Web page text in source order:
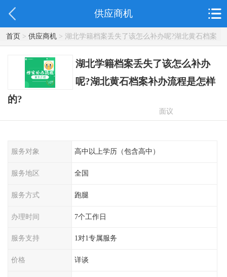
供应商机
首页> 供应商机> 湖北学籍档案丢失了该怎么补办呢?湖北黄石档案
补办流程是怎样的?
湖北学籍档案丢失了该怎么补办
呢?湖北黄石档案补办流程是怎样
的?
面议
服务对象 高中以上学历（包含高中）
服务地区 全国
服务方式 跑腿
办理时间 7个工作日
服务支持 1对1专属服务
价格 详谈